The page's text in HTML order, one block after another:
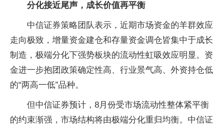
分化接近尾声，成长价值再平衡
中信证券策略团队表示，近期市场资金的羊群效应
走向极致，增量资金建仓和存量资金调仓皆集中于成长
制造，极端分化下强势板块的流动性虹吸效应明显。资
金进一步抱团政策确定性高、行业景气高、外资持仓低
的“两高一低”品种。
但中信证券预计，8月份受市场流动性整体紧平衡
的约束渐强，市场结构将由极端分化重归均衡。中信证